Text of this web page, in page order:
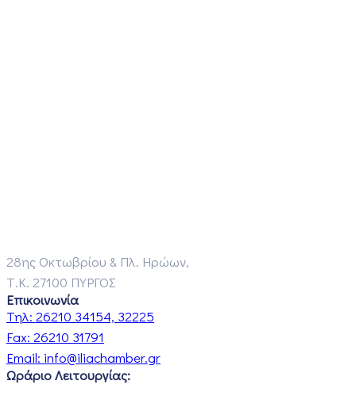
28ης Οκτωβρίου & Πλ. Ηρώων,
Τ.Κ. 27100 ΠΥΡΓΟΣ
Επικοινωνία
Τηλ: 26210 34154, 32225
Fax: 26210 31791
Email: info@iliachamber.gr
Ωράριο Λειτουργίας: